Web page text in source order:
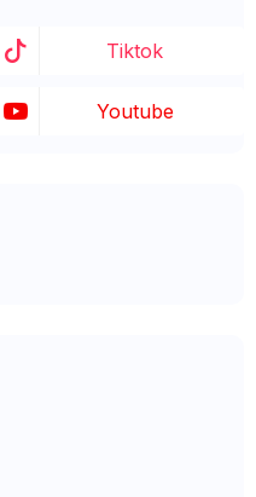
Tiktok
Youtube